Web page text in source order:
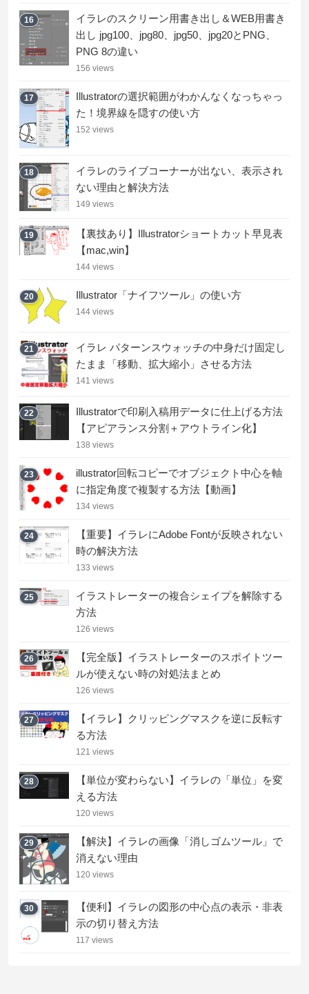
16
イラレのスクリーン用書き出し＆WEB用書き
出し jpg100、jpg80、jpg50、jpg20とPNG、
PNG 8の違い
156 views
17
Illustratorの選択範囲がわかんなくなっちゃっ
た！境界線を隠すの使い方
152 views
18
イラレのライブコーナーが出ない、表示され
ない理由と解決方法
149 views
19
【裏技あり】Illustratorショートカット早見表
【mac,win】
144 views
20 Illustrator「ナイフツール」の使い方
144 views
21
イラレ パターンスウォッチの中身だけ固定し
たまま「移動、拡大縮小」させる方法
141 views
22
Illustratorで印刷入稿用データに仕上げる方法
【アピアランス分割＋アウトライン化】
138 views
23
illustrator回転コピーでオブジェクト中心を軸
に指定角度で複製する方法【動画】
134 views
24
【重要】イラレにAdobe Fontが反映されない
時の解決方法
133 views
25
イラストレーターの複合シェイプを解除する
方法
126 views
26
【完全版】イラストレーターのスポイトツー
ルが使えない時の対処法まとめ
126 views
27
【イラレ】クリッピングマスクを逆に反転す
る方法
121 views
28
【単位が変わらない】イラレの「単位」を変
える方法
120 views
29
【解決】イラレの画像「消しゴムツール」で
消えない理由
120 views
30
【便利】イラレの図形の中心点の表示・非表
示の切り替え方法
117 views